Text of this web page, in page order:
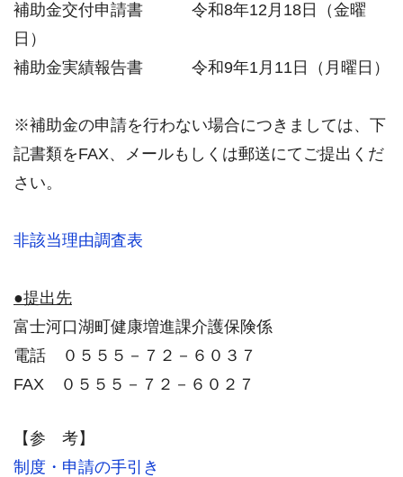
補助金交付申請書 令和8年12月18日（金曜
日）
補助金実績報告書 令和9年1月11日（月曜日）
※補助金の申請を行わない場合につきましては、下
記書類をFAX、メールもしくは郵送にてご提出くだ
さい。
非該当理由調査表
●提出先
富士河口湖町健康増進課介護保険係
電話 ０５５５－７２－６０３７
FAX ０５５５－７２－６０２７
【参 考】
制度・申請の手引き